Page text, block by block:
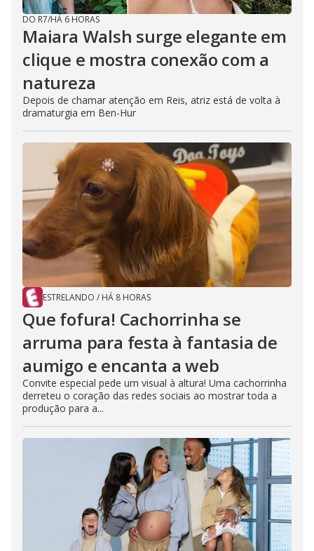
DO R7/HÁ 6 HORAS
Maiara Walsh surge elegante em
clique e mostra conexão com a
natureza
Depois de chamar atenção em Reis, atriz está de volta à
dramaturgia em Ben-Hur
ESTRELANDO / HÁ 8 HORAS
Que fofura! Cachorrinha se
arruma para festa à fantasia de
aumigo e encanta a web
Convite especial pede um visual à altura! Uma cachorrinha
derreteu o coração das redes sociais ao mostrar toda a
produção para a...